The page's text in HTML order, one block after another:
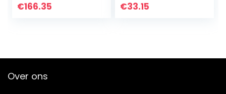
€166.35 €33.15
Over ons